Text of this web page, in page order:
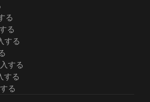
る
る
する
する
する
る